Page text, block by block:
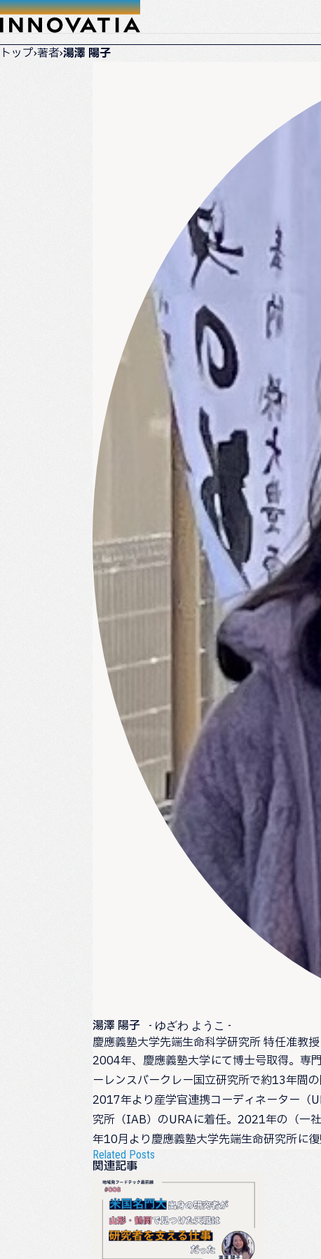
トップ›著者›湯澤 陽子
湯澤 陽子 - ゆざわ ようこ -
慶應義塾大学先端生命科学研究所 特任准教授
2004年、慶應義塾大学にて博士号取得。専
ーレンスバークレー国立研究所で約13年間
2017年より産学官連携コーディネーター（
究所（IAB）のURAに着任。2021年の（一
年10月より慶應義塾大学先端生命研究所に
Related Posts
関連記事